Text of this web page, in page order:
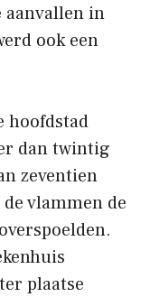
in
ook een
hoofdstad
dan twintig
zeventien
vlammen de
plaatse